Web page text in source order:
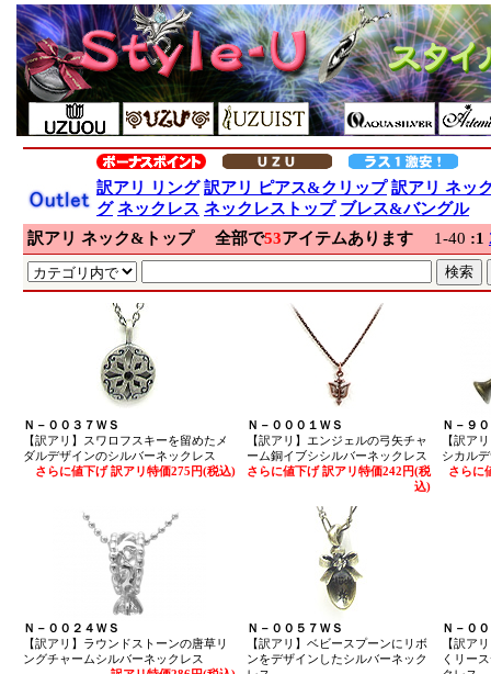
訳アリ リング 訳アリ ピアス&クリップ 訳アリ ネッ
グ ネックレス ネックレストップ ブレス&バングル
訳アリ ネック&トップ
全部で53アイテムあります 1-40 :1
Ｎ－００３７ＷＳ
【訳アリ】スワロフスキーを留めたメ
ダルデザインのシルバーネックレス
さらに値下げ 訳アリ特価275円(税込)
Ｎ－０００１ＷＳ
【訳アリ】エンジェルの弓矢チャ
ーム銅イブシシルバーネックレス
さらに値下げ 訳アリ特価242円(税
込)
Ｎ－９
【訳ア
シカル
さらに
Ｎ－００２４ＷＳ
【訳アリ】ラウンドストーンの唐草リ
ングチャームシルバーネックレス
Ｎ－００５７ＷＳ
【訳アリ】ベビースプーンにリボ
ンをデザインしたシルバーネック
Ｎ－０
【訳ア
くリー